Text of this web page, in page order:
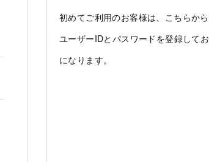
初めてご利用のお客様は、こちらか
ユーザーIDとパスワードを登録して
になります。